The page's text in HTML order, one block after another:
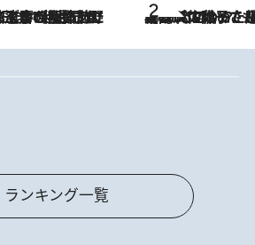
2026.8.5
【阿川佐和子さんの年とる力】なぜ70代で始めた趣味は“こんなに楽しい”のか？ ピアノ、俳句…スランプに陥っても続けられる“ある秘訣”とは
ランキング一覧